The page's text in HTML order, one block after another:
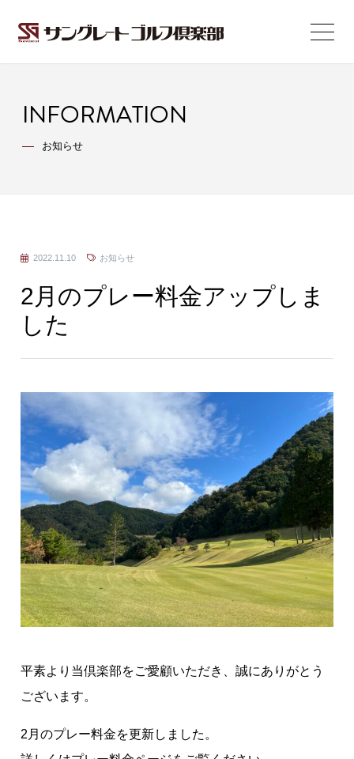
INFORMATION
お知らせ
2022.11.10 お知らせ
2月のプレー料金アップしま
した
平素より当倶楽部をご愛顧いただき、誠にありがとう
ございます。
2月のプレー料金を更新しました。